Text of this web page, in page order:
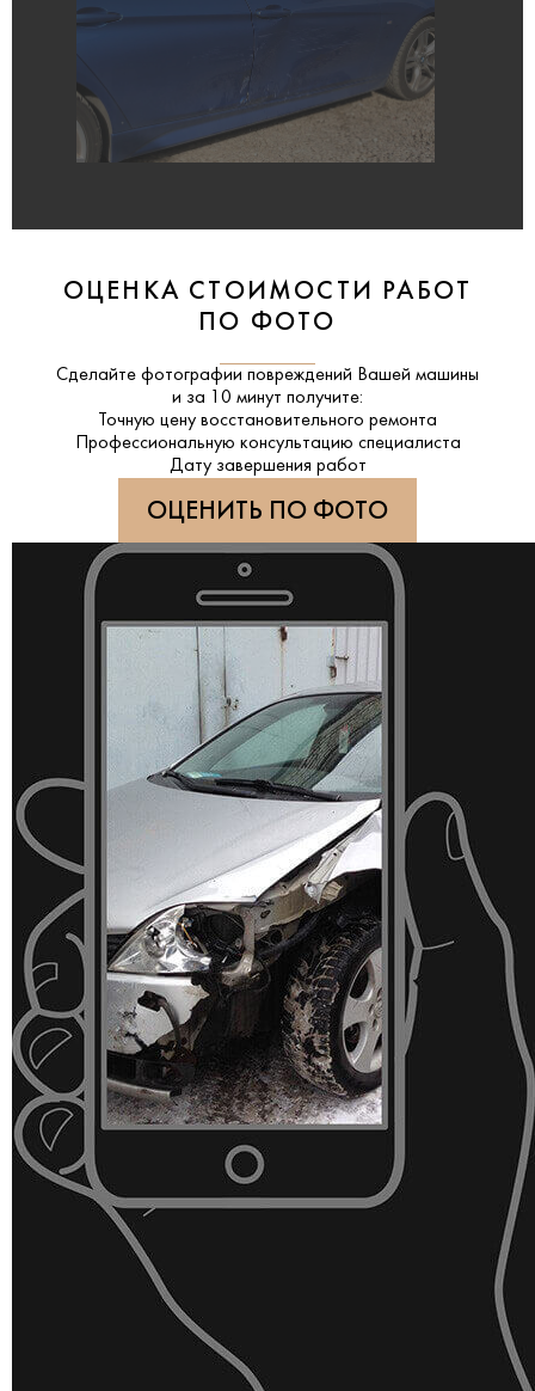
ОЦЕНКА СТОИМОСТИ РАБОТ
ПО ФОТО
Сделайте фотографии повреждений Вашей машины
и за 10 минут получите:
Точную цену восстановительного ремонта
Профессиональную консультацию специалиста
Дату завершения работ
ОЦЕНИТЬ ПО ФОТО